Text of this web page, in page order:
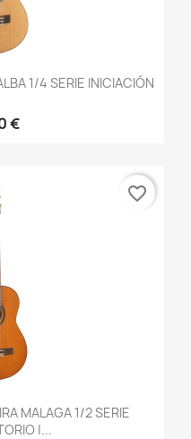
1/4 SERIE INICIACIÓN
€
MALAGA 1/2 SERIE
|...
favorite_border